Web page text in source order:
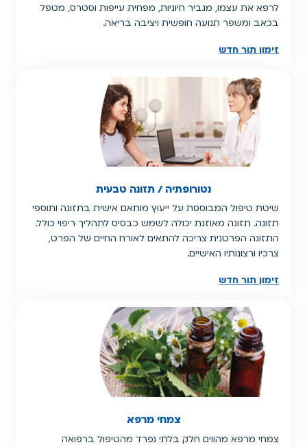
לרפא את עצמו, מגביר חיוניות, מפחית עייפות וסטרס, מטפל
בכאב ומשפר תנועה חופשית ויציבה בריאה.
זימון תור חדש
נטורופתיה / תזונה טבעית
שיטת טיפול המבוססת על ייעוץ מותאם אישית בתזונה ותוספי
תזונה. תזונה מאוזנת יכולה לשמש כבסיס לתהליך ריפוי כולל.
התזונה הפרטנית צריכה להתאים לאורח החיים של הפרט,
צרכיו ורצונותיו האישיים.
זימון תור חדש
צמחי מרפא
צמחי מרפא מהווים חלק בלתי נפרד מהטיפול ברפואה